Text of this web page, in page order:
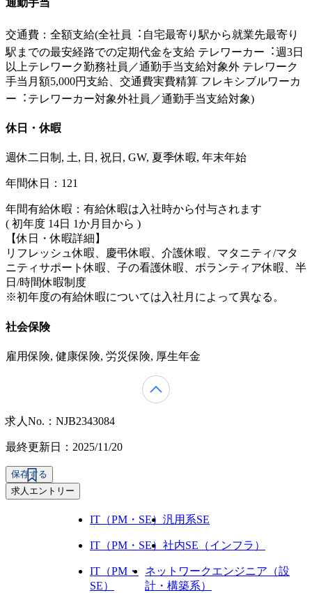
交通費：全額支給(全社員︓⾃宅最寄り駅から就業先最寄り
駅までの最安経路での定期代⾦を支給 テレワーカー︓週3日
以上テレワーク勤務社員／通勤⼿当支給対象外 テレワーク
⼿当月額5,000円支給、交通費実費精算 フレキシブルワーカ
ー︓テレワーカー対象外社員／通勤⼿当支給対象)
休日・休暇
週休二日制, 土, 日, 祝日, GW, 夏季休暇, 年末年始
年間休日：121
年間有給休暇：有給休暇は入社時から付与されます
( 初年度 14日 1か月目から )
【休日・休暇詳細】
リフレッシュ休暇、慶弔休暇、介護休暇、マタニティ/マタ
ニティサポート休暇、子の看護休暇、ボランティア休暇、半
日/時間休暇制度
※初年度の有給休暇については入社月によって異なる。
社会保険
雇用保険, 健康保険, 労災保険, 厚生年金
求人No.：NJB2343084
最終更新日：2025/11/20
保存する
求人エントリー
IT（PM・SE） 汎用系SE
IT（PM・SE） 社内SE（インフラ）
IT（PM・
SE）
ネットワークエンジニア（設
計・構築系）